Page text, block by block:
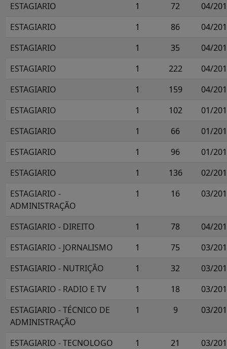
ESTAGIARIO 1 72
04/
ESTAGIARIO
1 86
04/
ESTAGIARIO
1 35
04/
ESTAGIARIO
1 222
04/
ESTAGIARIO
1 159
04/
ESTAGIARIO
1 102
01/
ESTAGIARIO
1 66
01/
ESTAGIARIO
1 96
01/
ESTAGIARIO
1 136
02/
ESTAGIARIO -
ADMINISTRAÇÃO
1 16 03/
ESTAGIARIO - DIREITO 1 78
04/
ESTAGIARIO - JORNALISMO
1 75
03/
ESTAGIARIO - NUTRIÇÃO
1 32
03/
ESTAGIARIO - RADIO E TV
1 18
03/
ESTAGIARIO - TÉCNICO DE
ADMINISTRAÇÃO
1 9 03/
ESTAGIARIO - TECNOLOGO
1 21 03/